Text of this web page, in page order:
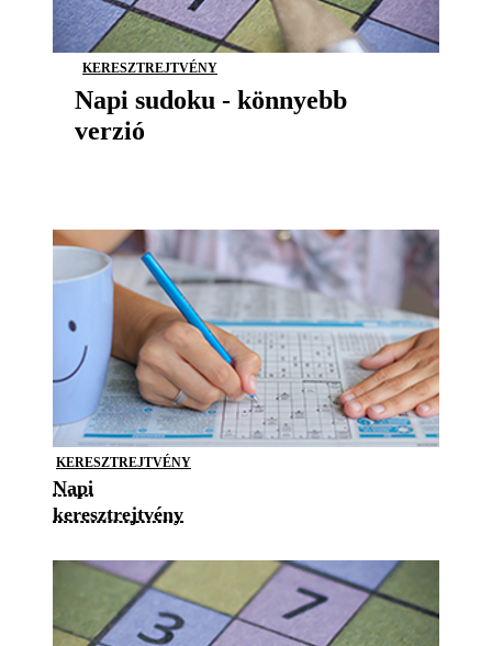
KERESZTREJTVÉNY
Napi sudoku - könnyebb
verzió
KERESZTREJTVÉNY
Napi
keresztrejtvény